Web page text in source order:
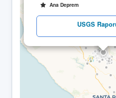
Ana Deprem
USGS